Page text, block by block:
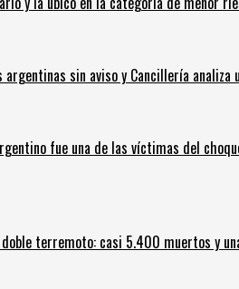
sin aviso y Cancillería analiza
fue una de las víctimas del
terremoto: casi 5.400 muertos y